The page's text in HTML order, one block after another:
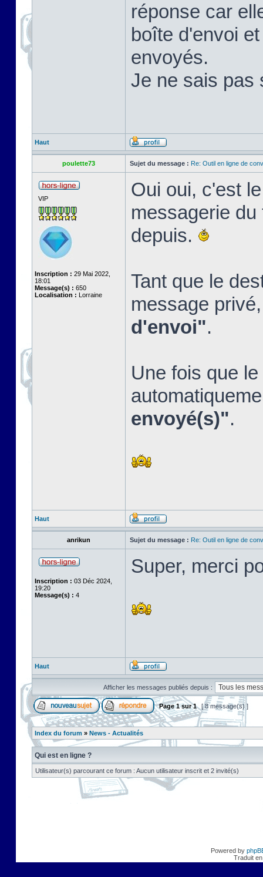
réponse car
boîte d'envoi
envoyés.
Je ne sais pas
Haut
poulette73 Sujet du message : Re: Outil en ligne de
VIP
Inscription : 29 Mai 2022,
18:01
Message(s) : 650
Localisation : Lorraine
Oui oui, c'est
messagerie
depuis.
Tant que le
message
d'envoi".
Une fois que
envoyé(s)".
Haut
anrikun Sujet du message : Re: Outil en ligne de
Inscription : 03 Déc 2024,
19:20
Message(s) : 4
Super, merci
Haut
Afficher les messages publiés depuis :
Page1sur1 [ 8 message(s) ]
Index du forum » News - Actualités
Qui est en ligne ?
Utilisateur(s) parcourant ce forum : Aucun utilisateur inscrit et 2 invité(s)
Powered by
Traduit